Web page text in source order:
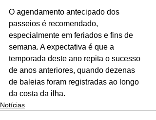
O agendamento antecipado dos
passeios é recomendado,
especialmente em feriados e fins de
semana. A expectativa é que a
temporada deste ano repita o sucesso
de anos anteriores, quando dezenas
de baleias foram registradas ao longo
da costa da ilha.
Notícias